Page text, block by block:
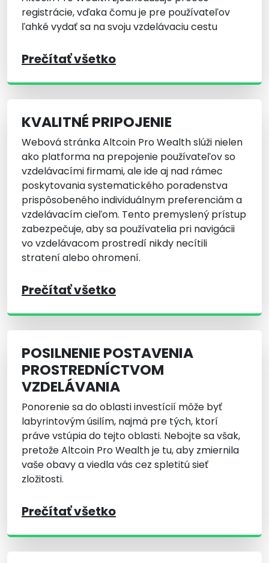
registrácie, vďaka čomu je pre používateľov
ľahké vydať sa na svoju vzdelávaciu cestu
Prečítať všetko
KVALITNÉ PRIPOJENIE
Webová stránka Altcoin Pro Wealth slúži nielen
ako platforma na prepojenie používateľov so
vzdelávacími firmami, ale ide aj nad rámec
poskytovania systematického poradenstva
prispôsobeného individuálnym preferenciám a
vzdelávacím cieľom. Tento premyslený prístup
zabezpečuje, aby sa používatelia pri navigácii
vo vzdelávacom prostredí nikdy necítili
stratení alebo ohromení.
Prečítať všetko
POSILNENIE POSTAVENIA
PROSTREDNÍCTVOM
VZDELÁVANIA
Ponorenie sa do oblasti investícií môže byť
labyrintovým úsilím, najmä pre tých, ktorí
práve vstúpia do tejto oblasti. Nebojte sa však,
pretože Altcoin Pro Wealth je tu, aby zmiernila
vaše obavy a viedla vás cez spletitú sieť
zložitosti.
Prečítať všetko